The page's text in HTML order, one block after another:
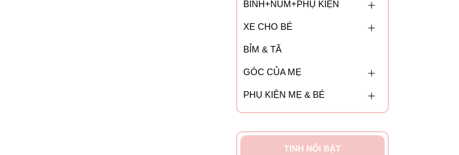
BÌNH+NÚM+PHỤ KIỆN
XE CHO BÉ
BỈM & TÃ
GÓC CỦA MẸ
PHỤ KIỆN MẸ & BÉ
TINH NỔI BẬT